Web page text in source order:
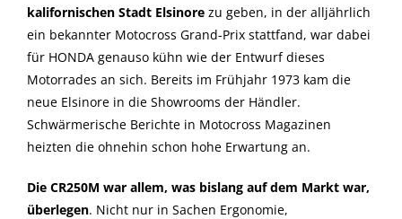
kalifornischen Stadt Elsinorezu geben, in der alljährlich
ein bekannter Motocross Grand-Prix stattfand, war dabei
für HONDA genauso kühn wie der Entwurf dieses
Motorrades an sich. Bereits im Frühjahr 1973 kam die
neue Elsinore in die Showrooms der Händler.
Schwärmerische Berichte in Motocross Magazinen
heizten die ohnehin schon hohe Erwartung an.
Die CR250M war allem, was bislang auf dem Markt war,
überlegen. Nicht nur in Sachen Ergonomie,